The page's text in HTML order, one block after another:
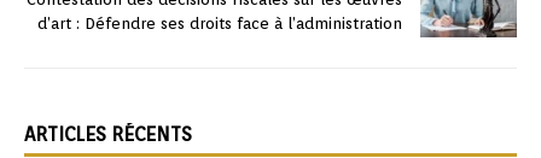
d’art : Défendre ses droits face à l’administration
ARTICLES RÉCENTS